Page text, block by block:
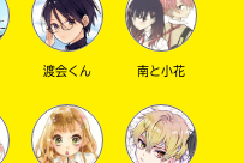
渡会くん 南と小花